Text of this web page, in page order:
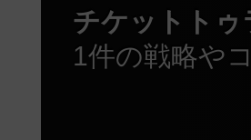
チケットトゥ
1件の戦略や